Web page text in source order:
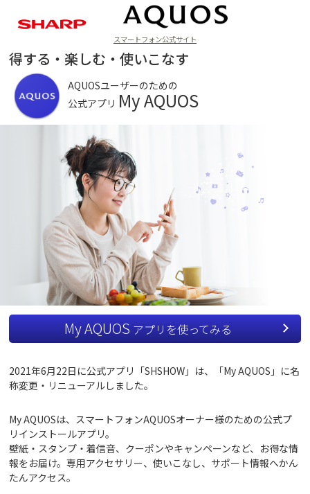
スマートフォン公式サイト
ラインアップ
得する・楽しむ・使いこなす
AQUOSユーザーのための
公式アプリ My AQUOS
My AQUOSアプリを使ってみる
2021年6月22日に公式アプリ「SHSHOW」は、「My AQUOS」に名
称変更・リニューアルしました。
My AQUOSは、スマートフォンAQUOSオーナー様のための公式プ
リインストールアプリ。
壁紙・スタンプ・着信音、クーポンやキャンペーンなど、お得な情
報をお届け。専用アクセサリー、使いこなし、サポート情報へかん
たんアクセス。